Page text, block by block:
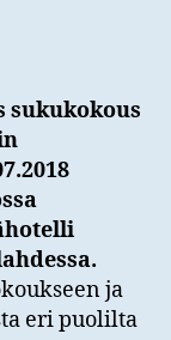
sukukokous
ja
eri puolilta